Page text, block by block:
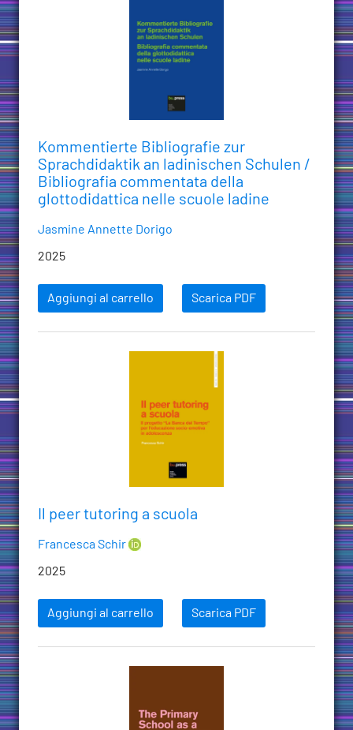
Kommentierte Bibliografie zur
Sprachdidaktik an ladinischen Schulen /
Bibliografia commentata della
glottodidattica nelle scuole ladine
Jasmine Annette Dorigo
2025
Aggiungi al carrello Scarica PDF
Il peer tutoring a scuola
Francesca Schir
2025
Aggiungi al carrello Scarica PDF